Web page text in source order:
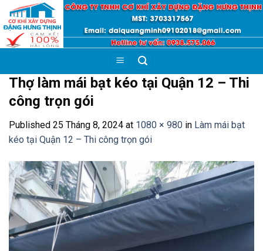
Skip
content
Thợ làm mái bạt kéo tại Quận 12 – Thi
công trọn gói
Published 25 Tháng 8, 2024 at 1080 × 980 in Làm mái bạt
kéo tại Quận 12 – Thi công trọn gói